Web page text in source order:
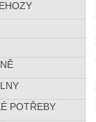
POTŘEBY